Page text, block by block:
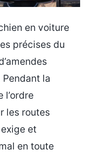
en voiture
précises du
Pendant la
l’ordre
les routes
et
en toute